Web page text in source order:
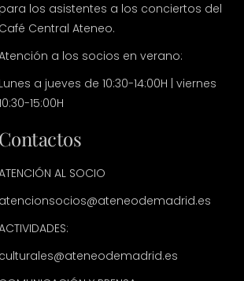
para los asistentes a los conciertos del
Café Central Ateneo.
a los socios en verano:
Lunes a jueves de 10:30-14:00H | viernes
15:00H
Contactos
AL SOCIO
atencionsocios@ateneodemadrid.es
culturales@ateneodemadrid.es